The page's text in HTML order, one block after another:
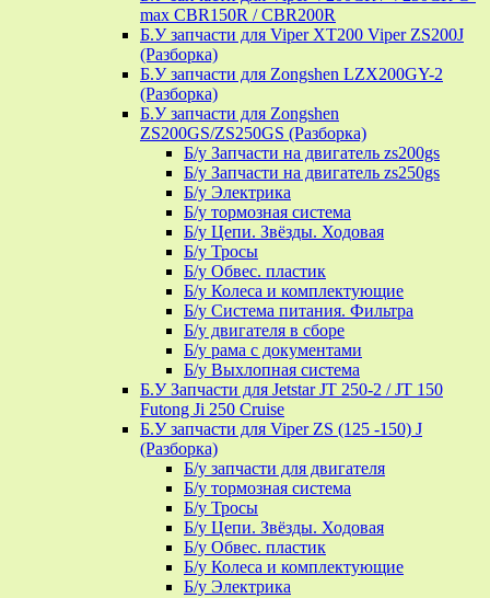
max CBR150R / CBR200R
Б.У запчасти для Viper XT200 Viper ZS200J
(Разборка)
Б.У запчасти для Zongshen LZX200GY-2
(Разборка)
Б.У запчасти для Zongshen
ZS200GS/ZS250GS (Разборка)
Б/у Запчасти на двигатель zs200gs
Б/у Запчасти на двигатель zs250gs
Б/у Электрика
Б/у тормозная система
Б/у Цепи. Звёзды. Ходовая
Б/у Тросы
Б/у Обвес. пластик
Б/у Колеса и комплектующие
Б/у Система питания. Фильтра
Б/у двигателя в сборе
Б/у рама с документами
Б/у Выхлопная система
Б.У Запчасти для Jetstar JT 250-2 / JT 150
Futong Ji 250 Cruise
Б.У запчасти для Viper ZS (125 -150) J
(Разборка)
Б/у запчасти для двигателя
Б/у тормозная система
Б/у Тросы
Б/у Цепи. Звёзды. Ходовая
Б/у Обвес. пластик
Б/у Колеса и комплектующие
Б/у Электрика